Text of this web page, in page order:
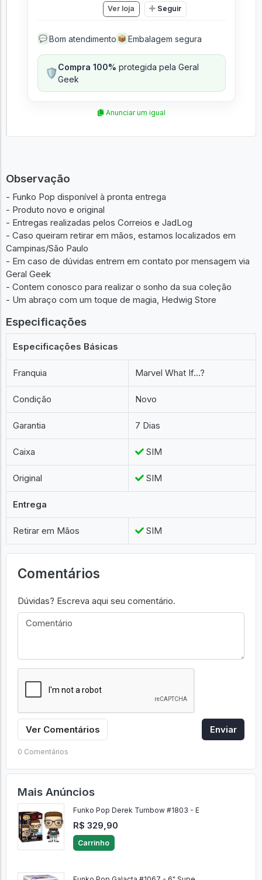
Ver loja Seguir
💬 Bom atendimento 📦 Embalagem segura
🛡️Compra 100% protegida pela Geral
Geek
Anunciar um igual
Observação
- Funko Pop disponível à pronta entrega
- Produto novo e original
- Entregas realizadas pelos Correios e JadLog
- Caso queiram retirar em mãos, estamos localizados em
Campinas/São Paulo
- Em caso de dúvidas entrem em contato por mensagem via
Geral Geek
- Contem conosco para realizar o sonho da sua coleção
- Um abraço com um toque de magia, Hedwig Store
Especificações
Especificações Básicas
Franquia Marvel What If...?
Condição Novo
Garantia 7 Dias
Caixa SIM
Original SIM
Entrega
Retirar em Mãos SIM
Comentários
Dúvidas? Escreva aqui seu comentário.
Ver Comentários Enviar
0 Comentários
Mais Anúncios
Funko Pop Derek Turnbow #1803 - E
R$ 329,90
Carrinho